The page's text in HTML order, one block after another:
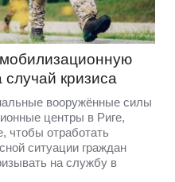
случай кризиса
вооружённые силы
центры в Риге,
чтобы отработать
ситуации граждан
на службу в